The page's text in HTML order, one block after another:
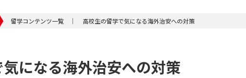
留学コンテンツ一覧 ｜ 高校生の留学で気になる海外治安への対策
になる海外治安への対策